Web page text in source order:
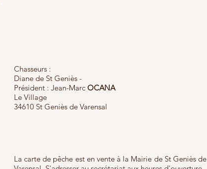
Chasseurs :
Diane de St Geniès -
Président : Jean-Marc OCANA
Le Village
34610 St Geniès de Varensal
La carte de pêche est en vente à la Mairie de St Geniès de